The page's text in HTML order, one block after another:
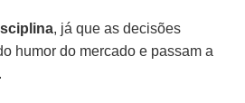
, já que as decisões
humor do mercado e passam a